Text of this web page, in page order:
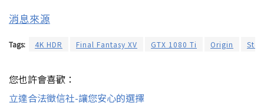
消息來源
Tags: 4K HDR Final Fantasy XV GTX 1080 Ti Origin
您也許會喜歡：
立達合法徵信社-讓您安心的選擇